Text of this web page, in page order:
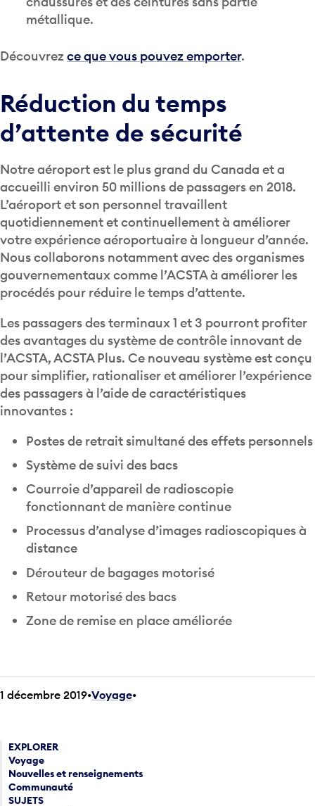
métallique.
Découvrez ce que vous pouvez emporter.
Réduction du temps
d’attente de sécurité
Notre aéroport est le plus grand du Canada et a
accueilli environ 50 millions de passagers en 2018.
L’aéroport et son personnel travaillent
quotidiennement et continuellement à améliorer
votre expérience aéroportuaire à longueur d’année.
Nous collaborons notamment avec des organismes
gouvernementaux comme l’ACSTA à améliorer les
procédés pour réduire le temps d’attente.
Les passagers des terminaux 1 et 3 pourront profiter
des avantages du système de contrôle innovant de
l’ACSTA, ACSTA Plus. Ce nouveau système est conçu
pour simplifier, rationaliser et améliorer l’expérience
des passagers à l’aide de caractéristiques
innovantes :
Postes de retrait simultané des effets personnels
Système de suivi des bacs
Courroie d’appareil de radioscopie
fonctionnant de manière continue
Processus d’analyse d’images radioscopiques à
distance
Dérouteur de bagages motorisé
Retour motorisé des bacs
Zone de remise en place améliorée
1 décembre 2019 Voyage•
EXPLORER
Voyage
Nouvelles et renseignements
Communauté
SUJETS